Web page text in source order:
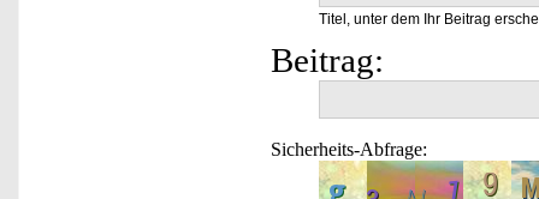
Titel, unter dem Ihr Beitrag
Beitrag:
Sicherheits-Abfrage: